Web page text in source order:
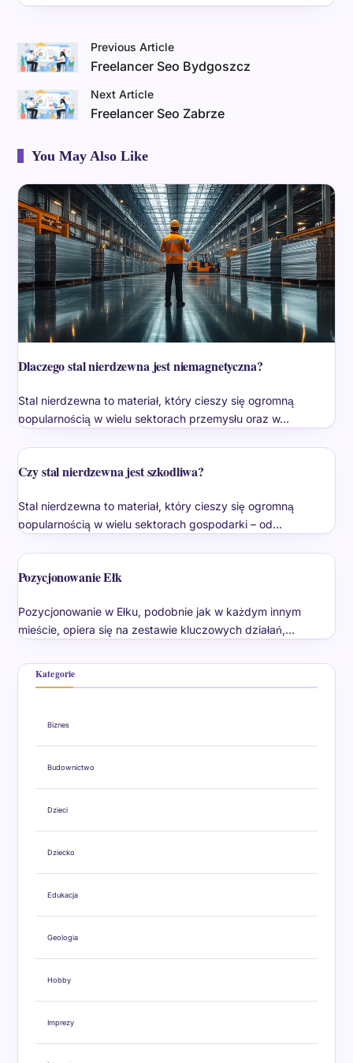
Previous Article
Freelancer Seo Bydgoszcz
Next Article
Freelancer Seo Zabrze
You May Also Like
Dlaczego stal nierdzewna jest niemagnetyczna?
Stal nierdzewna to materiał, który cieszy się ogromną
popularnością w wielu sektorach przemysłu oraz w…
Czy stal nierdzewna jest szkodliwa?
Stal nierdzewna to materiał, który cieszy się ogromną
popularnością w wielu sektorach gospodarki – od…
Pozycjonowanie Ełk
Pozycjonowanie w Ełku, podobnie jak w każdym innym
mieście, opiera się na zestawie kluczowych działań,…
Kategorie
Biznes
Budownictwo
Dzieci
Dziecko
Edukacja
Geologia
Hobby
Imprezy